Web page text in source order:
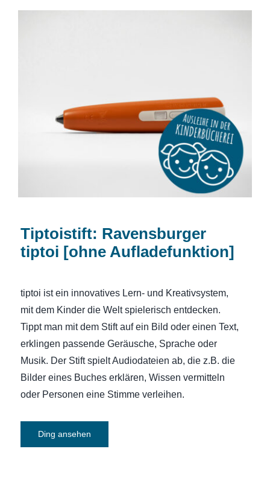
Tiptoistift: Ravensburger tiptoi [ohne
Aufladefunktion]
Tiptoistift: Ravensburger
tiptoi [ohne Aufladefunktion]
tiptoi ist ein innovatives Lern- und Kreativsystem,
mit dem Kinder die Welt spielerisch entdecken.
Tippt man mit dem Stift auf ein Bild oder einen Text,
erklingen passende Geräusche, Sprache oder
Musik. Der Stift spielt Audiodateien ab, die z.B. die
Bilder eines Buches erklären, Wissen vermitteln
oder Personen eine Stimme verleihen.
Ding ansehen